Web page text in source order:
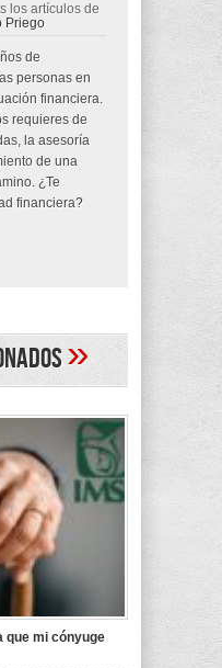
los artículos de
Priego
de
personas en
financiera.
requieres de
la asesoría
de una
¿Te
financiera?
»
que mi cónyuge